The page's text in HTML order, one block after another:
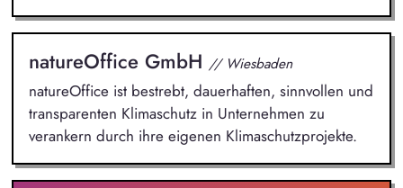
natureOffice GmbH // Wiesbaden
natureOffice ist bestrebt, dauerhaften, sinnvollen und
transparenten Klimaschutz in Unternehmen zu
verankern durch ihre eigenen Klimaschutzprojekte.